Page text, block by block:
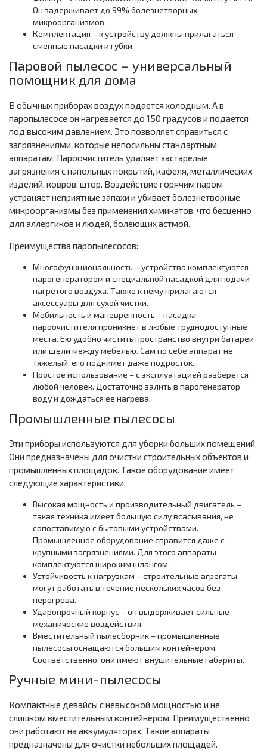
Он задерживает до 99% болезнетворных
микроорганизмов.
Комплектация – к устройству должны прилагаться
сменные насадки и губки.
Паровой пылесос – универсальный
помощник для дома
В обычных приборах воздух подается холодным. А в
паропылесосе он нагревается до 150 градусов и подается
под высоким давлением. Это позволяет справиться с
загрязнениями, которые непосильны стандартным
аппаратам. Пароочиститель удаляет застарелые
загрязнения с напольных покрытий, кафеля, металлических
изделий, ковров, штор. Воздействие горячим паром
устраняет неприятные запахи и убивает болезнетворные
микроорганизмы без применения химикатов, что бесценно
для аллергиков и людей, болеющих астмой.
Преимущества паропылесосов:
Многофункциональность – устройства комплектуются
парогенератором и специальной насадкой для подачи
нагретого воздуха. Также к нему прилагаются
аксессуары для сухой чистки.
Мобильность и маневренность – насадка
пароочистителя проникнет в любые труднодоступные
места. Ею удобно чистить пространство внутри батареи
или щели между мебелью. Сам по себе аппарат не
тяжелый, его поднимет даже подросток.
Простое использование – с эксплуатацией разберется
любой человек. Достаточно залить в парогенератор
воду и дождаться ее нагрева.
Промышленные пылесосы
Эти приборы используются для уборки больших помещений.
Они предназначены для очистки строительных объектов и
промышленных площадок. Такое оборудование имеет
следующие характеристики:
Высокая мощность и производительный двигатель –
такая техника имеет большую силу всасывания, не
сопоставимую с бытовыми устройствами.
Промышленное оборудование справится даже с
крупными загрязнениями. Для этого аппараты
комплектуются широким шлангом.
Устойчивость к нагрузкам – строительные агрегаты
могут работать в течение нескольких часов без
перегрева.
Ударопрочный корпус – он выдерживает сильные
механические воздействия.
Вместительный пылесборник – промышленные
пылесосы оснащаются большим контейнером.
Соответственно, они имеют внушительные габариты.
Ручные мини-пылесосы
Компактные девайсы с невысокой мощностью и не
слишком вместительным контейнером. Преимущественно
они работают на аккумуляторах. Такие аппараты
предназначены для очистки небольших площадей.